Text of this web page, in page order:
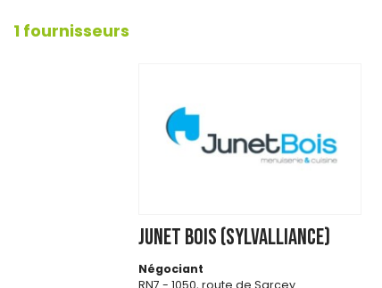
1 fournisseurs
JUNET BOIS (SYLVALLIANCE)
Négociant
RN7 - 1050, route de Sarcey